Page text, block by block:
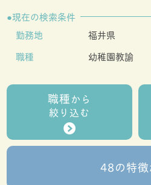
現在の検索条件
勤務地
福井県
職種
幼稚園教諭
職種から
絞り込む
48の特